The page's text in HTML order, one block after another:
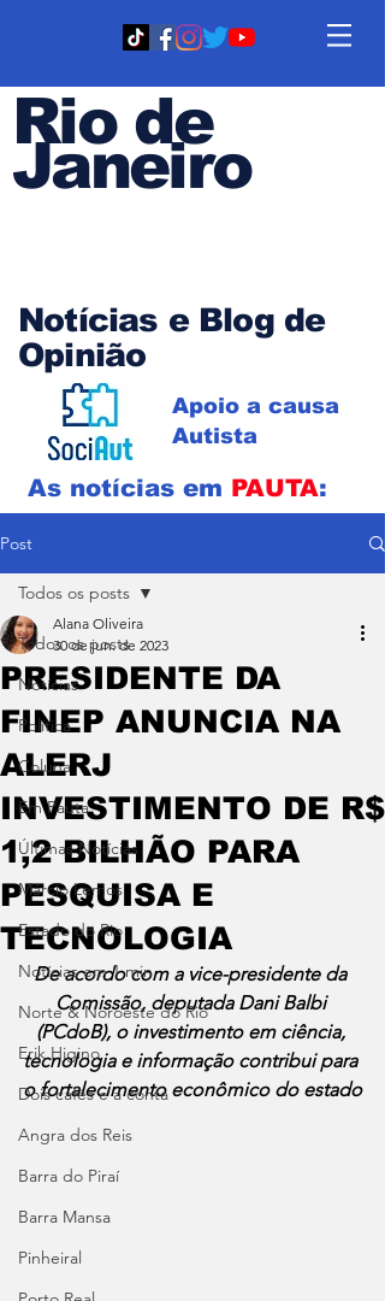
Rio de
Janeiro
Notícias e Blog de
Opinião
Apoio a causa
Autista
As notícias em PAUTA:
Post
Todos os posts
Notícias
Política
Coluna
Em Pauta
Últimas Notícias
Márcio Lemos
Estado do Rio
Notícias em 1 min
Norte & Noroeste do Rio
Erik Higino
Dois cafés e a conta
Angra dos Reis
Barra do Piraí
Barra Mansa
Pinheiral
Todos os posts
PRESIDENTE DA
FINEP ANUNCIA NA
ALERJ
INVESTIMENTO DE R$
1,2 BILHÃO PARA
PESQUISA E
TECNOLOGIA
Alana Oliveira
30 de jun. de 2023
De acordo com a vice-presidente da
Comissão, deputada Dani Balbi
(PCdoB), o investimento em ciência,
tecnologia e informação contribui para
o fortalecimento econômico do estado